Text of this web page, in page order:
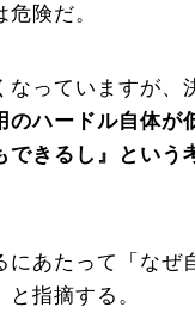
険だ。
なっていますが、
のハードル自体が
きるし』という
あたって「なぜ
指摘する。